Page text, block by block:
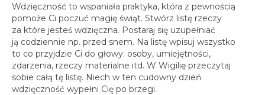
Wdzięczność to wspaniała praktyka, która z pewnością
pomoże Ci poczuć magię świąt. Stwórz listę rzeczy
za które jesteś wdzięczna. Postaraj się uzupełniać
ją codziennie np. przed snem. Na listę wpisuj wszystko
to co przyjdzie Ci do głowy: osoby, umiejętności,
zdarzenia, rzeczy materialne itd. W Wigilię przeczytaj
sobie całą tę listę. Niech w ten cudowny dzień
wdzięczność wypełni Cię po brzegi.